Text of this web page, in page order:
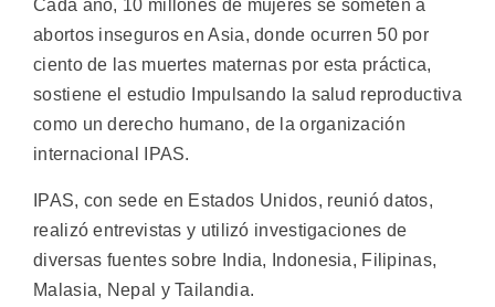
Cada año, 10 millones de mujeres se someten a
abortos inseguros en Asia, donde ocurren 50 por
ciento de las muertes maternas por esta práctica,
sostiene el estudio Impulsando la salud reproductiva
como un derecho humano, de la organización
internacional IPAS.
IPAS, con sede en Estados Unidos, reunió datos,
realizó entrevistas y utilizó investigaciones de
diversas fuentes sobre India, Indonesia, Filipinas,
Malasia, Nepal y Tailandia.